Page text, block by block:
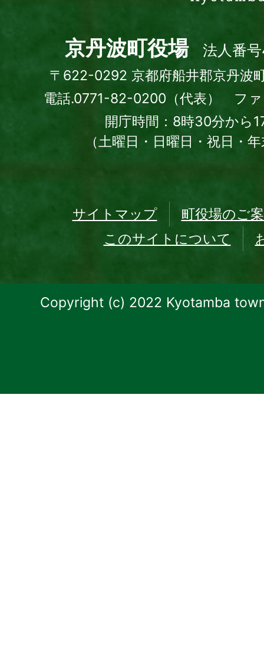
town
京丹波町役場 法人番
〒622-0292 京都府船井郡京丹波
電話.0771-82-0200（代表） フ
開庁時間：8時30分から
（土曜日・日曜日・祝日・
サイトマップ
町役場のご
このサイトについて
Copyright (c) 2022 Kyotamba